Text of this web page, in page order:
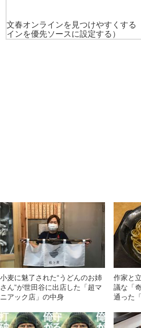
文春オンラインを見つけやすくする
インを優先ソースに設定する）
小麦に魅了された“うどんのお姉
さん”が世田谷に出店した「超マ
ニアック店」の中身
作家と
議な「
通った